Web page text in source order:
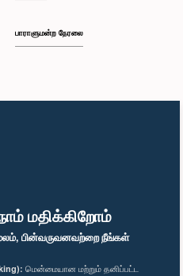
மதிக்கிறோம்
பின்வருவனவற்றை நீங்கள்
மென்மையான மற்றும் தனிப்பட்ட
பாராளுமன்ற நேரலை